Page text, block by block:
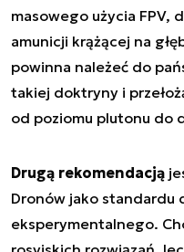
masowego użycia FPV,
amunicji krążącej na
powinna należeć do
takiej doktryny i
od poziomu plutonu do
Drugą rekomendacją
Dronów jako standardu
eksperymentalnego.